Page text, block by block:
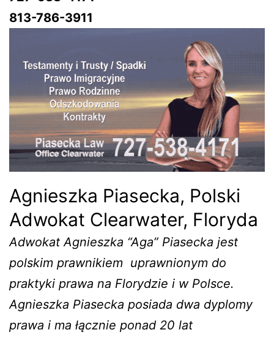
813-786-3911
Agnieszka Piasecka, Polski
Adwokat Clearwater, Floryda
Adwokat Agnieszka “Aga” Piasecka jest
polskim prawnikiem uprawnionym do
praktyki prawa na Florydzie i w Polsce.
Agnieszka Piasecka posiada dwa dyplomy
prawa i ma łącznie ponad 20 lat